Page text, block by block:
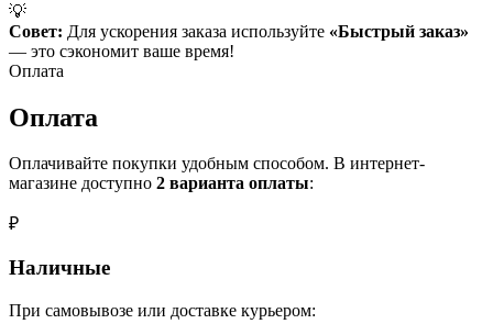
💡
Совет: Для ускорения заказа используйте «Быстрый заказ»
— это сэкономит ваше время!
Оплата
Оплата
Оплачивайте покупки удобным способом. В интернет-
магазине доступно 2 варианта оплаты:
₽
Наличные
При самовывозе или доставке курьером: